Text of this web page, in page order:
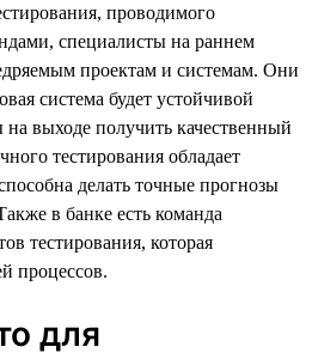
проводимого
специалисты на раннем
проектам и системам. Они
система будет устойчивой
выходе получить качественный
тестирования обладает
делать точные прогнозы
в банке есть команда
тестирования, которая
процессов.
для